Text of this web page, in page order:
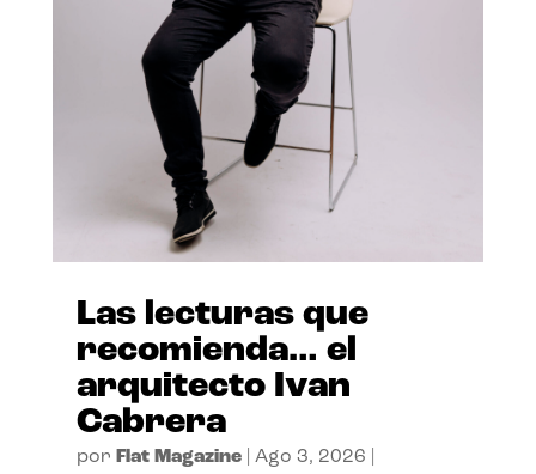
Las lecturas que
recomienda… el
arquitecto Ivan
Cabrera
por Flat Magazine| Ago 3, 2026